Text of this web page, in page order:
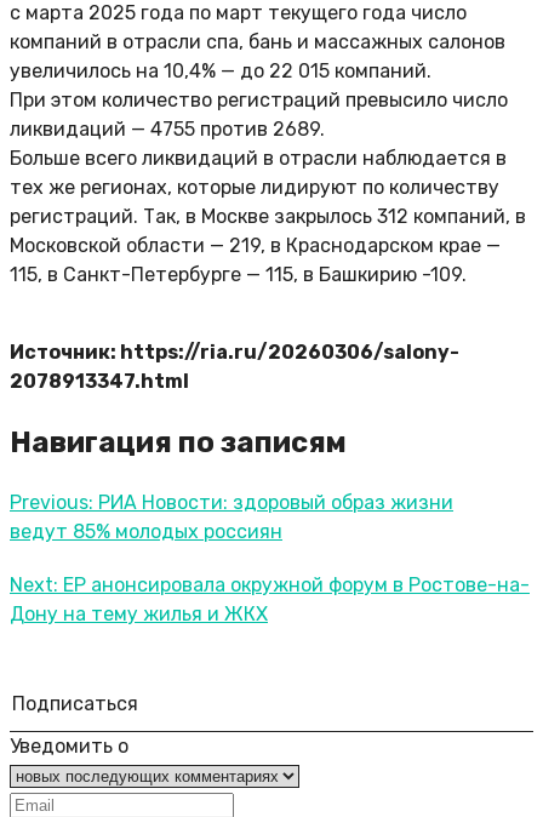
с марта 2025 года по март текущего года число
компаний в отрасли спа, бань и массажных салонов
увеличилось на 10,4% — до 22 015 компаний.
При этом количество регистраций превысило число
ликвидаций — 4755 против 2689.
Больше всего ликвидаций в отрасли наблюдается в
тех же регионах, которые лидируют по количеству
регистраций. Так, в Москве закрылось 312 компаний, в
Московской области — 219, в Краснодарском крае —
115, в Санкт-Петербурге — 115, в Башкирию -109.
Источник: https://ria.ru/20260306/salony-
2078913347.html
Навигация по записям
Previous: РИА Новости: здоровый образ жизни
ведут 85% молодых россиян
Next: ЕР анонсировала окружной форум в Ростове-на-
Дону на тему жилья и ЖКХ
Подписаться
Уведомить о